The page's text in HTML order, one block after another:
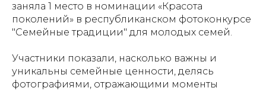
заняла 1 место в номинации «Красота
поколений» в республиканском фотоконкурсе
"Семейные традиции" для молодых семей.
Участники показали, насколько важны и
уникальны семейные ценности, делясь
фотографиями, отражающими моменты